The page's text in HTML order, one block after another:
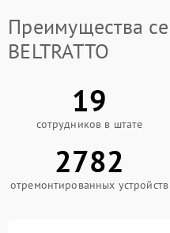
Преимущества
BELTRATTO
19
сотрудников в штате
2782
отремонтированных устройств